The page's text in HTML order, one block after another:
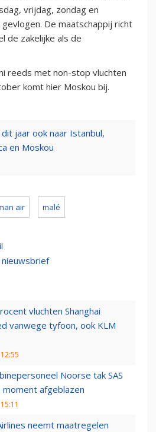
vrijdag, zondag en
De maatschappij richt
de zakelijke als de
reeds met non-stop vluchten
komt hier Moskou bij.
jaar ook naar Istanbul,
en Moskou
air malé
vluchten Shanghai
vanwege tyfoon, ook KLM
Noorse tak SAS
afgeblazen
neemt maatregelen